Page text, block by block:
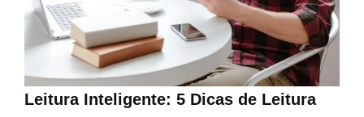
Leitura Inteligente: 5 Dicas de Leitura